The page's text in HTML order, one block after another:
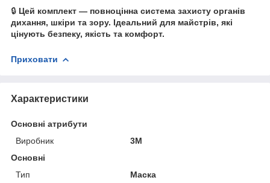
🔒 Цей комплект — повноцінна система захисту органів
дихання, шкіри та зору. Ідеальний для майстрів, які
цінують безпеку, якість та комфорт.
Приховати
Характеристики
Основні атрибути
Виробник
3М
Основні
Тип
Маска